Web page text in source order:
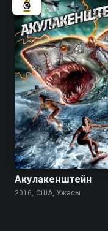
3.6 2.2
Акулакенштейн
2016, США, Ужасы